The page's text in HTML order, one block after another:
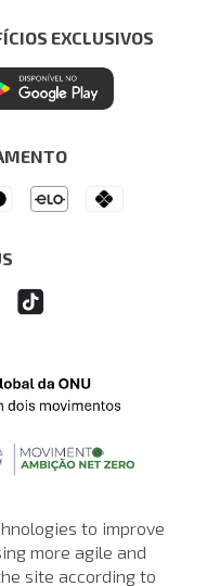
to improve
more agile and
site according to
EXCLUSIVOS